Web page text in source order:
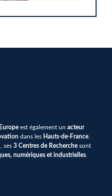
est également un acteur
dans les Hauts-de-France
ses 3 Centres de Recherche sont
numériques et industrielles